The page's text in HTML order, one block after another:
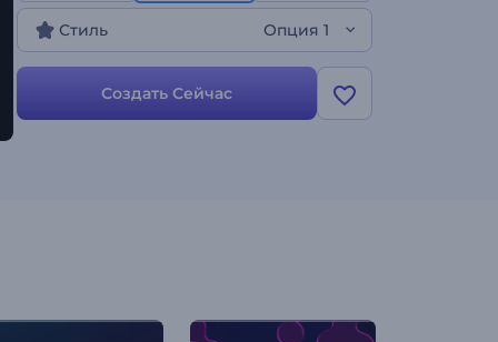
музыки. Этот шаблон - незаменимая вещь для
музыкантов, диджеев и создателей контента,
стремящихся усилить визуальное воздействие
своей музыки. Создайте его прямо сейчас и
превратите свою музыку в завораживающее
аудиовизуальное произведение!
Стиль Опция 1
Создать Сейчас